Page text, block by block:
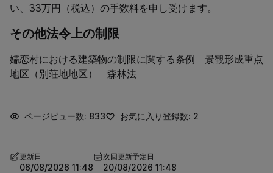
い、33万円（税込）の手数料を申し受けます。
その他法令上の制限
嬬恋村における建築物の制限に関する条例　景観形成重点
地区（別荘地地区）　森林法
ページビュー数: 833 お気に入り登録数: 2
更新日
06/08/2026 11:48
次回更新予定日
20/08/2026 11:48